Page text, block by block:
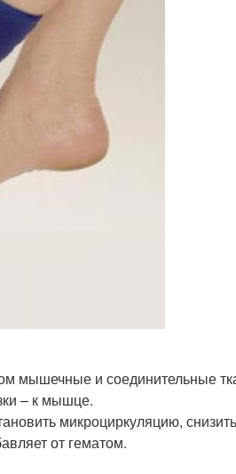
мышечные и соединительные
– к мышце.
микроциркуляцию,
от гематом.